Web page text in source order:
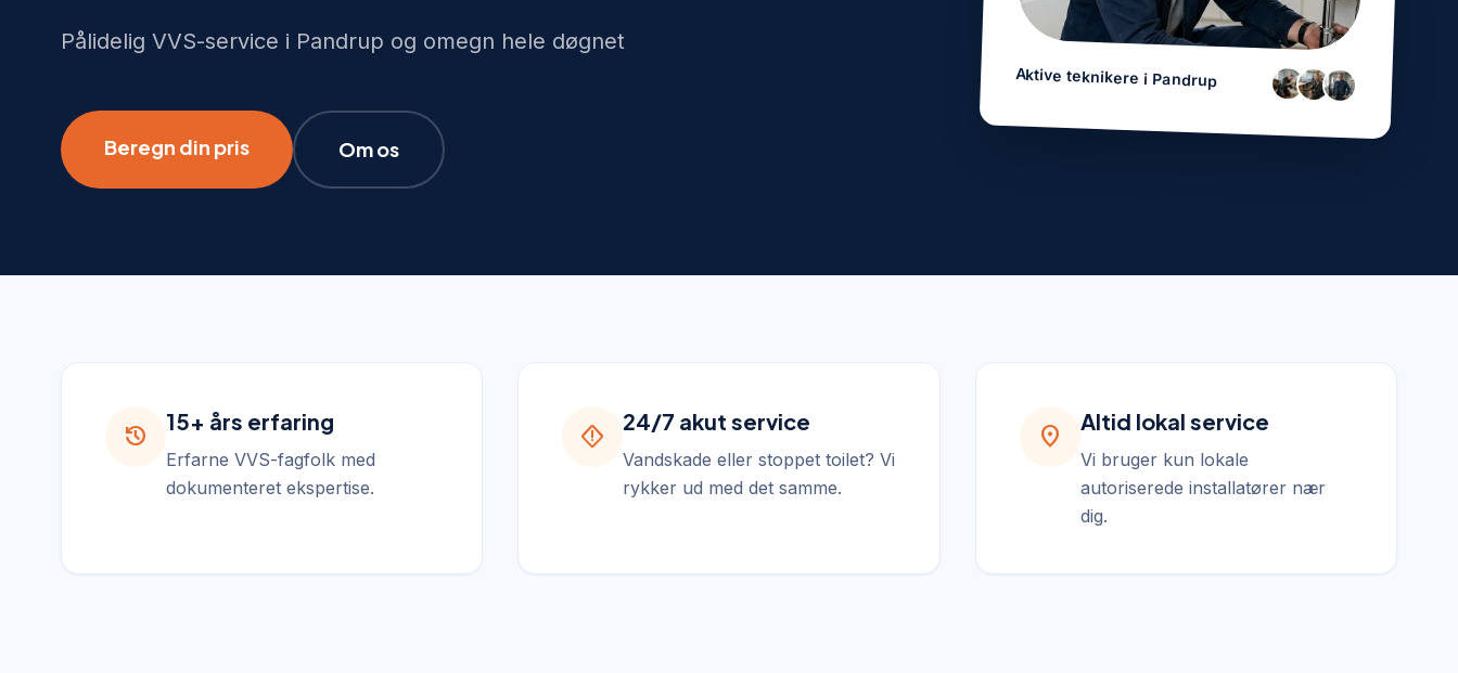
Pålidelig VVS-service i Pandrup og omegn hele døgnet
Beregn din pris Om os
Aktive teknikere i Pandrup
history
15+ års erfaring
Erfarne VVS-fagfolk med
dokumenteret ekspertise.
emergency_home
24/7 akut service
Vandskade eller stoppet toilet? Vi
rykker ud med det samme.
location_on
Altid lokal service
Vi bruger kun lokale
autoriserede installatører nær
dig.